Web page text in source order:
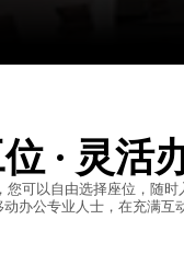
· 灵活
您可以自由选择座位，随
办公专业人士，在充满互